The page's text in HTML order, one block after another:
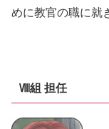
めに教官の職に就
Ⅷ組 担任